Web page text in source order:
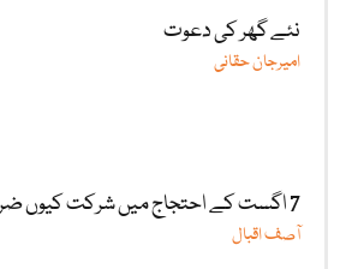
نئے گھر کی دعوت
امیرجان حقانی
7 اگست کے احتجاج میں شرکت کیوں ضروری ہے؟
آصف اقبال